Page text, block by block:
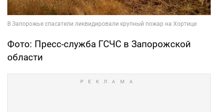
Фото: Пресс-служба ГСЧС в Запорожской
области